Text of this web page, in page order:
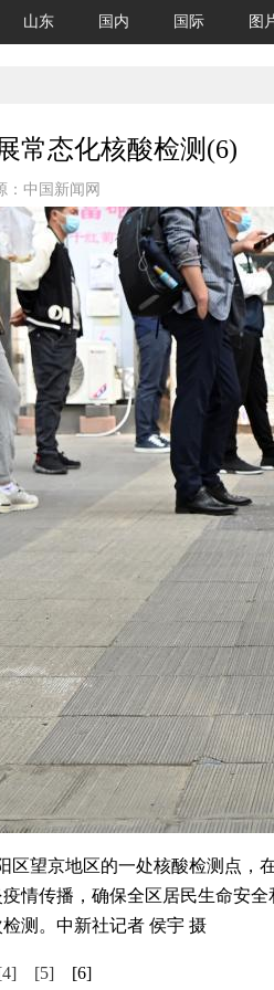
山东 国内 国际 图
常态化核酸检测(6)
中国新闻网
望京地区的一处核酸检测点，
情传播，确保全区居民生命安
测。中新社记者 侯宇 摄
[5] [6]